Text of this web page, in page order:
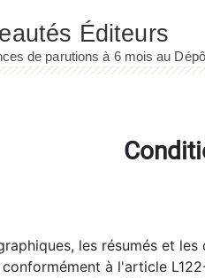
les résumés et
à l'article